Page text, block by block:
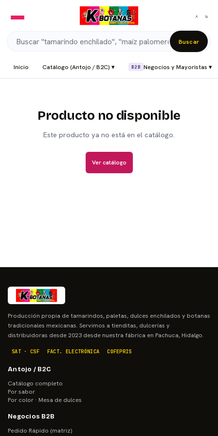
Buscar
Inicio Catálogo (Antojo / B2C) ▾ B2B Negocios y Mayoristas ▾
Producto no disponible
Este producto ya no está en el catálogo.
Ver catálogo
Producción propia de tamarindos, paletas, dulces enchilados y botanas
tradicionales mexicanas. Servimos a tienditas, dulcerías y
distribuidoras desde 2023 desde nuestra fábrica en Pachuca, Hidalgo.
SAT · CSF FACT. ELECTRÓNICA COFEPRIS
Antojo / B2C
Catálogo completo
Por sabor
Por color · Mesa de dulces
Negocios B2B
Pedido Rápido (matriz)